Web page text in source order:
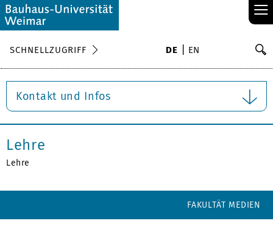
≡
SCHNELLZUGRIFF DE EN
Kontakt und Infos
Lehre
Lehre
FAKULTÄT MEDIEN